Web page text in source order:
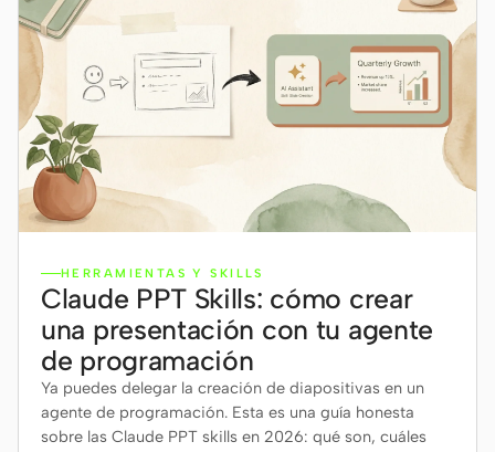
HERRAMIENTAS Y SKILLS
Claude PPT Skills: cómo crear
una presentación con tu agente
de programación
Ya puedes delegar la creación de diapositivas en un
agente de programación. Esta es una guía honesta
sobre las Claude PPT skills en 2026: qué son, cuáles